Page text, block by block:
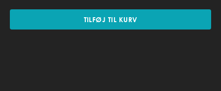
TILFØJ TIL KURV